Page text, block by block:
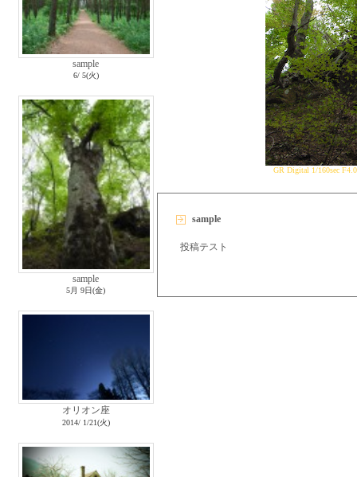
sample
6/ 5(火)
sample
5月 9日(金)
オリオン座
2014/ 1/21(火)
GR Digital 1/160sec
sample
投稿テスト